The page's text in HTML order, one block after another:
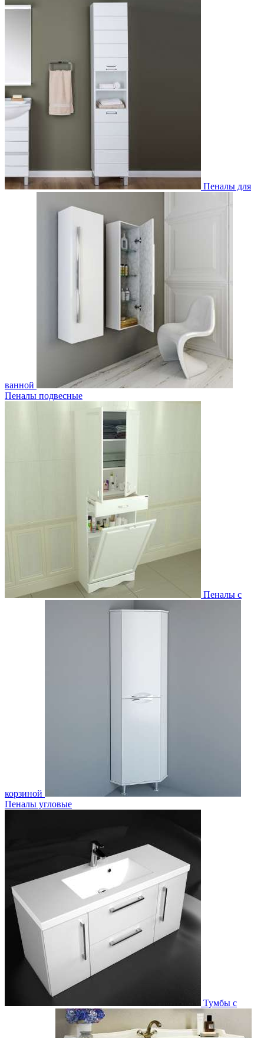
Пеналы для
ванной
Пеналы подвесные
Пеналы с
корзиной
Пеналы угловые
Тумбы с